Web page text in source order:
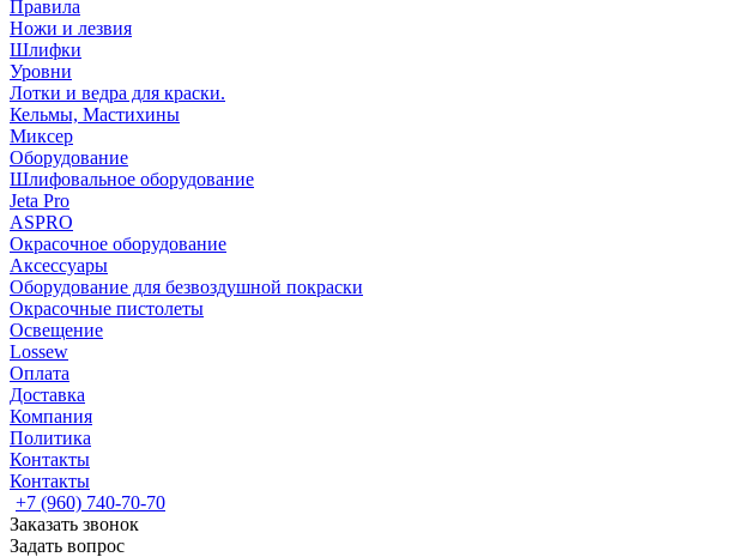
Правила
Ножи и лезвия
Шлифки
Уровни
Лотки и ведра для краски.
Кельмы, Мастихины
Миксер
Оборудование
Шлифовальное оборудование
Jeta Pro
ASPRO
Окрасочное оборудование
Аксессуары
Оборудование для безвоздушной покраски
Окрасочные пистолеты
Освещение
Lossew
Оплата
Доставка
Компания
Политика
Контакты
Контакты
+7 (960) 740-70-70
Заказать звонок
Задать вопрос